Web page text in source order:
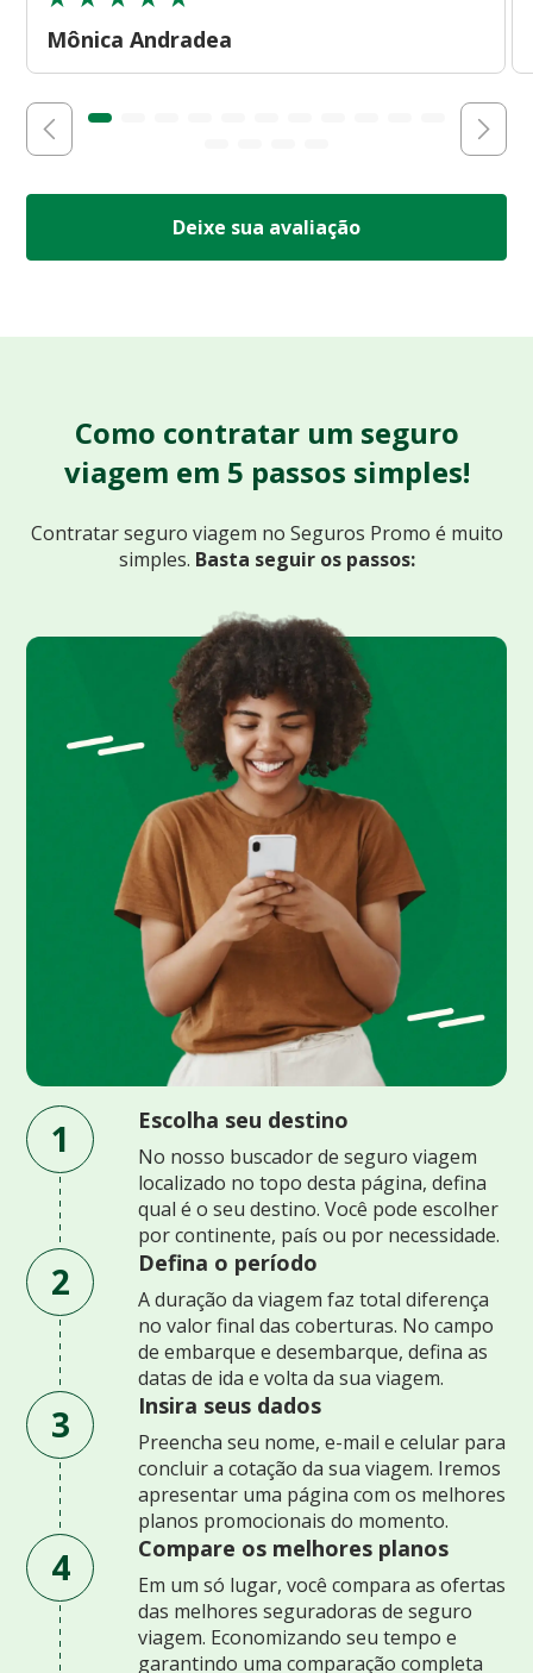
Mônica Andradea
Deixe sua avaliação
Como contratar um seguro
viagem em 5 passos simples!
Contratar seguro viagem no Seguros Promo é muito
simples. Basta seguir os passos:
1 Escolha seu destino
No nosso buscador de seguro viagem
localizado no topo desta página, defina
qual é o seu destino. Você pode escolher
por continente, país ou por necessidade.
2 Defina o período
A duração da viagem faz total diferença
no valor final das coberturas. No campo
de embarque e desembarque, defina as
datas de ida e volta da sua viagem.
3 Insira seus dados
Preencha seu nome, e-mail e celular para
concluir a cotação da sua viagem. Iremos
apresentar uma página com os melhores
planos promocionais do momento.
4 Compare os melhores planos
Em um só lugar, você compara as ofertas
das melhores seguradoras de seguro
viagem. Economizando seu tempo e
garantindo uma comparação completa